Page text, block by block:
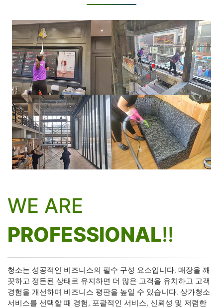
WE ARE
PROFESSIONAL!!
청소는 성공적인 비즈니스의 필수 구성 요소입니다. 매장을 깨
끗하고 정돈된 상태로 유지하면 더 많은 고객을 유치하고 고객
경험을 개선하며 비즈니스 평판을 높일 수 있습니다. 상가청소
서비스를 선택할 때 경험, 포괄적인 서비스, 신뢰성 및 저렴한